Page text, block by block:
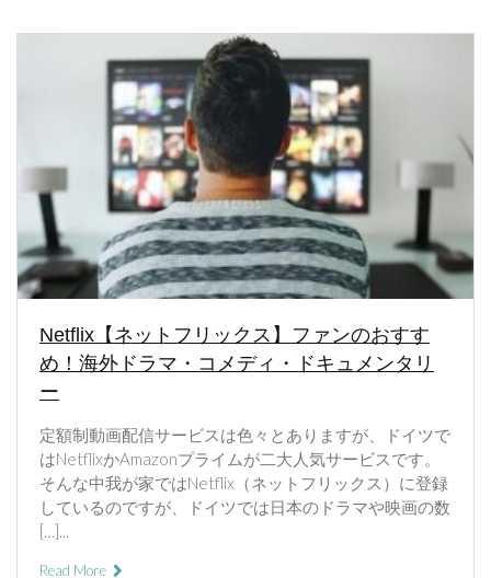
Netflix【ネットフリックス】ファンのおすす
め！海外ドラマ・コメディ・ドキュメンタリ
ー
定額制動画配信サービスは色々とありますが、ドイツで
はNetflixかAmazonプライムが二大人気サービスです。
そんな中我が家ではNetflix（ネットフリックス）に登録
しているのですが、ドイツでは日本のドラマや映画の数
[…]...
Read More